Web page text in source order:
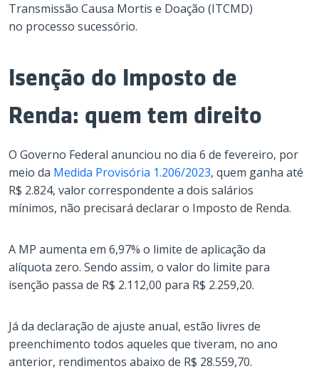
Transmissão Causa Mortis e Doação (ITCMD)
no processo sucessório.
Isenção do Imposto de
Renda: quem tem direito
O Governo Federal anunciou no dia 6 de fevereiro, por
meio da Medida Provisória 1.206/2023, quem ganha até
R$ 2.824, valor correspondente a dois salários
mínimos, não precisará declarar o Imposto de Renda.
A MP aumenta em 6,97% o limite de aplicação da
alíquota zero. Sendo assim, o valor do limite para
isenção passa de R$ 2.112,00 para R$ 2.259,20.
Já da declaração de ajuste anual, estão livres de
preenchimento todos aqueles que tiveram, no ano
anterior, rendimentos abaixo de R$ 28.559,70.